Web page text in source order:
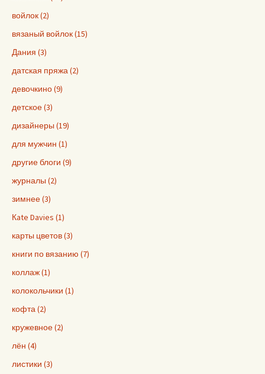
войлок (2)
вязаный войлок (15)
Дания (3)
датская пряжа (2)
девочкино (9)
детское (3)
дизайнеры (19)
для мужчин (1)
другие блоги (9)
журналы (2)
зимнее (3)
Кate Davies (1)
карты цветов (3)
книги по вязанию (7)
коллаж (1)
колокольчики (1)
кофта (2)
кружевное (2)
лён (4)
листики (3)